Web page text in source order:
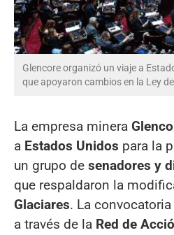
Glencore organizó un viaje a
que apoyaron cambios en la Ley
La empresa minera
a Estados Unidos para la
un grupo de senadores y
que respaldaron la
Glaciares. La
a través de la Red de